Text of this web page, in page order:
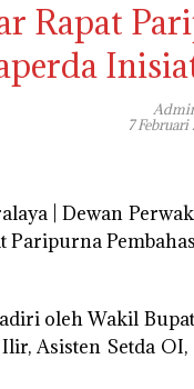
Rapat
7 Februari
| Dewan
oleh Wakil
Asisten Setda